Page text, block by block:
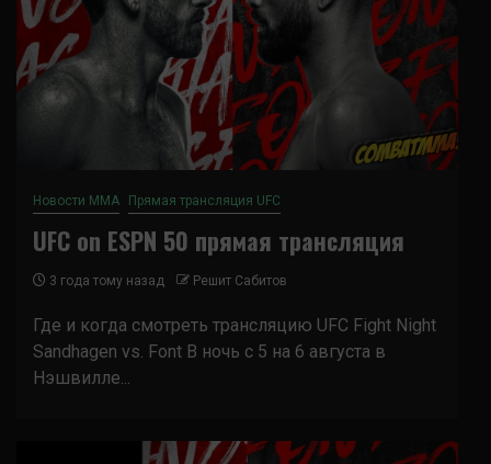
Новости ММА Прямая трансляция UFC
UFC on ESPN 50 прямая трансляция
3 года тому назад Решит Сабитов
Где и когда смотреть трансляцию UFC Fight Night
Sandhagen vs. Font В ночь с 5 на 6 августа в
Нэшвилле...